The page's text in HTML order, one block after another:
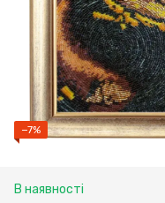
−7%
В наявності